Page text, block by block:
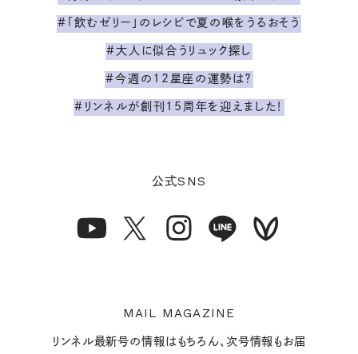
#「飲むゼリー」のレシピで夏の喉をうるおそう
#大人に似合うリュック探し
#今週の12星座の運勢は？
#リンネルが創刊15周年を迎えました！
公式SNS
MAIL MAGAZINE
リンネル最新号の情報はもちろん、次号情報もお届